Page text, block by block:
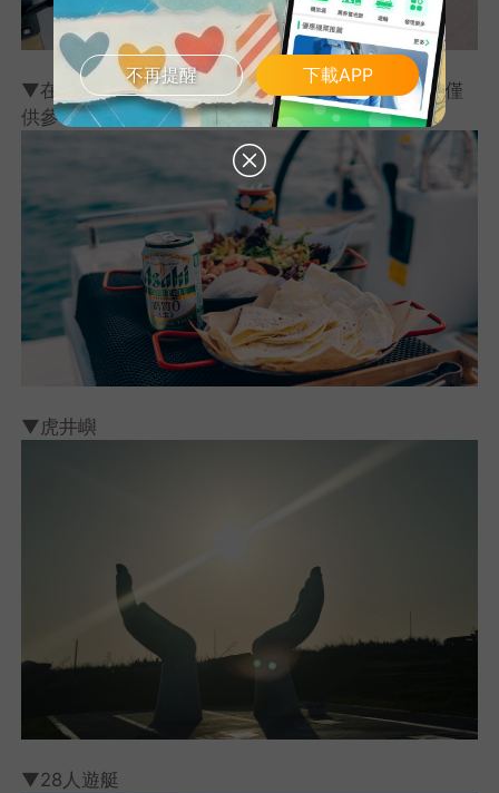
▼在船上享用美味點心，出海玩也不怕餓肚子(圖片僅
供參考)
▼虎井嶼
▼28人遊艇
不再提醒 下載APP